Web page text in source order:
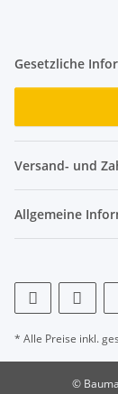
Gesetzliche
Versand- und
Allgemeine
* Alle Preise inkl.
©